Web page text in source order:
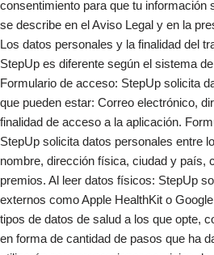
consentimiento para que tu información
se describe en el Aviso Legal y en la
Los datos personales y la finalidad del
StepUp es diferente según el sistema
Formulario de acceso: StepUp solicita
que pueden estar: Correo electrónico,
finalidad de acceso a la aplicación.
StepUp solicita datos personales entre
nombre, dirección física, ciudad y país,
premios. Al leer datos físicos: StepUp
externos como Apple HealthKit o
tipos de datos de salud a los que opte,
en forma de cantidad de pasos que ha